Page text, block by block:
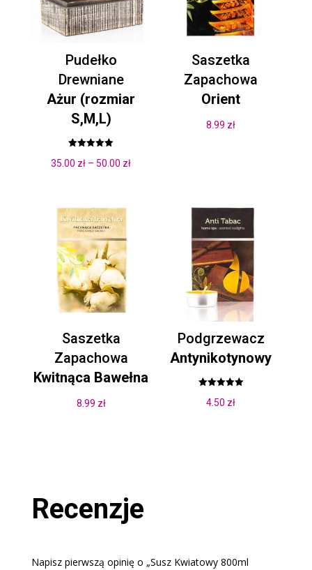
Pudełko
Drewniane
Ażur (rozmiar
S,M,L)
5.00
35.00 zł – 50.00 złZakres
Saszetka
Zapachowa
Orient
8.99 zł
Saszetka
Zapachowa
Kwitnąca Bawełna
8.99 zł
Podgrzewacz
Antynikotynowy
5.00
4.50 zł
Recenzje
Napisz pierwszą opinię o „Susz Kwiatowy 800ml